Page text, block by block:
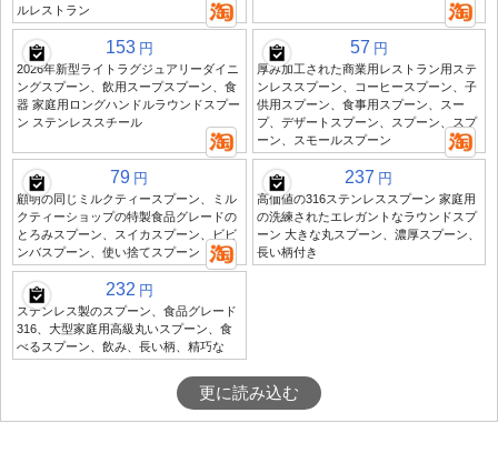
ルレストラン
153 円
2026年新型ライトラグジュアリーダイニ
ングスプーン、飲用スープスプーン、食
器 家庭用ロングハンドルラウンドスプー
ン ステンレススチール
57 円
厚み加工された商業用レストラン用ステ
ンレススプーン、コーヒースプーン、子
供用スプーン、食事用スプーン、スー
プ、デザートスプーン、スプーン、スプ
ーン、スモールスプーン
79 円
顧明の同じミルクティースプーン、ミル
クティーショップの特製食品グレードの
とろみスプーン、スイカスプーン、ビビ
ンバスプーン、使い捨てスプーン
237 円
高価値の316ステンレススプーン 家庭用
の洗練されたエレガントなラウンドスプ
ーン 大きな丸スプーン、濃厚スプーン、
長い柄付き
232 円
ステンレス製のスプーン、食品グレード
316、大型家庭用高級丸いスプーン、食
べるスプーン、飲み、長い柄、精巧な
更に読み込む